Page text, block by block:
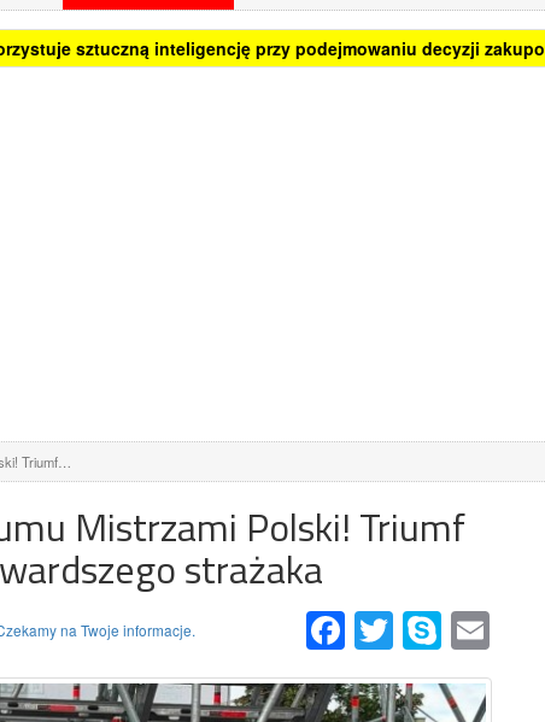
Triumf…
Mistrzami Polski! Triumf
strażaka
FacebookTwitter Skype
na Twoje informacje.